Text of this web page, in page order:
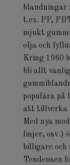
blandningar
t.ex. PP,
mjukt
olja och
Kring 1960
bli allt
populära på
att tillverka
Med nya
linjer, osv.)
billigare
Tendensen